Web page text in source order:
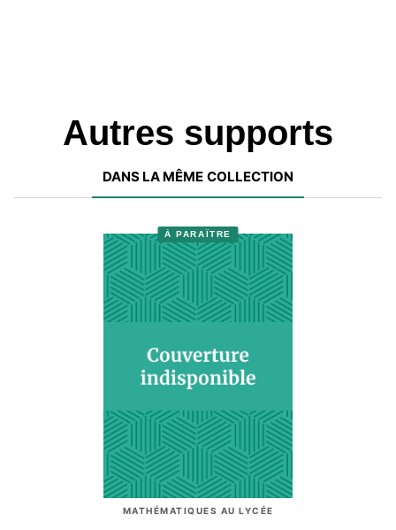
Autres supports
DANS LA MÊME COLLECTION
À PARAÎTRE
MATHÉMATIQUES AU LYCÉE